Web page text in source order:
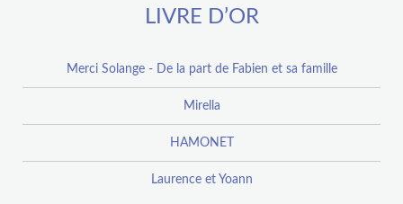
LIVRE D’OR
Merci Solange - De la part de Fabien et sa famille
Mirella
HAMONET
Laurence et Yoann